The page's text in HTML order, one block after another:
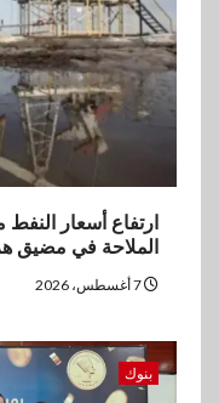
3
5
ارتفاع أسعار
الملاحة في مضيق
بنوك